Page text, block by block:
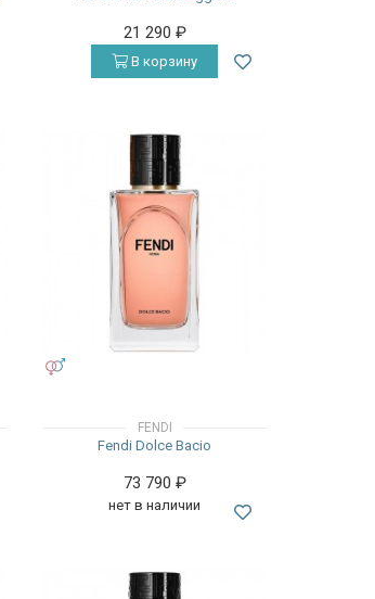
21 290 ₽
В корзину
FENDI
Fendi Dolce Bacio
73 790 ₽
нет в наличии